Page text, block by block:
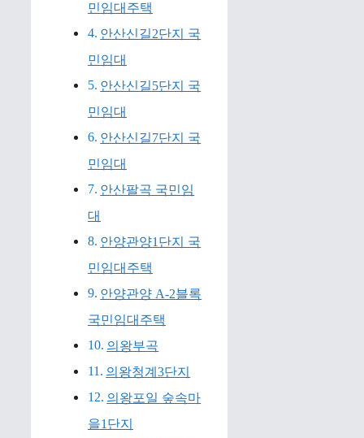
민임대주택
안산신길2단지 국
민임대
안산신길5단지 국
민임대
안산신길7단지 국
민임대
안산팔곡 국민임
대
안양관양1단지 국
민임대주택
안양관양 A-2블록
국민임대주택
의왕부곡
의왕청계3단지
의왕포일 숲속마
을1단지